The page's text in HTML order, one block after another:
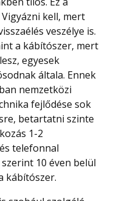
kell, mert
veszélye is.
a kábítószer, mert
egyesek
általa. Ennek
nemzetközi
fejlődése sok
betartatni szinte
1-2
telefonnal
10 éven belül
kábítószer.